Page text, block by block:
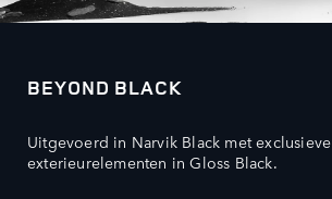
BEYOND BLACK
Uitgevoerd in Narvik Black met exclusieve
exterieurelementen in Gloss Black.